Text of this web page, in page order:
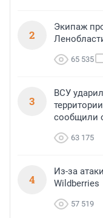
2
Экипаж
65 535
3
ВСУ
сообщили
63 175
4
Из-за
Wildberries
57 519